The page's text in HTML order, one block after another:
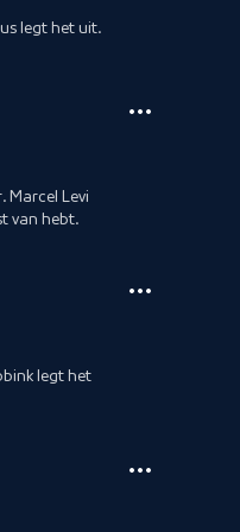
legt het uit.
Marcel Levi
van hebt.
legt het